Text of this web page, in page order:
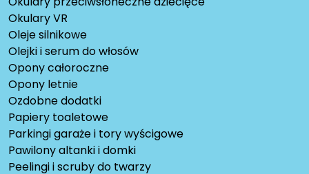
Okulary VR
Oleje silnikowe
Olejki i serum do włosów
Opony całoroczne
Opony letnie
Ozdobne dodatki
Papiery toaletowe
Parkingi garaże i tory wyścigowe
Pawilony altanki i domki
Peelingi i scruby do twarzy